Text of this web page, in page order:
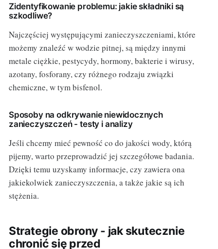
Zidentyfikowanie problemu: jakie składniki są
szkodliwe?
Najczęściej występującymi zanieczyszczeniami, które
możemy znaleźć w wodzie pitnej, są między innymi
metale ciężkie, pestycydy, hormony, bakterie i wirusy,
azotany, fosforany, czy różnego rodzaju związki
chemiczne, w tym bisfenol.
Sposoby na odkrywanie niewidocznych
zanieczyszczeń - testy i analizy
Jeśli chcemy mieć pewność co do jakości wody, którą
pijemy, warto przeprowadzić jej szczegółowe badania.
Dzięki temu uzyskamy informacje, czy zawiera ona
jakiekolwiek zanieczyszczenia, a także jakie są ich
stężenia.
Strategie obrony - jak skutecznie
chronić się przed